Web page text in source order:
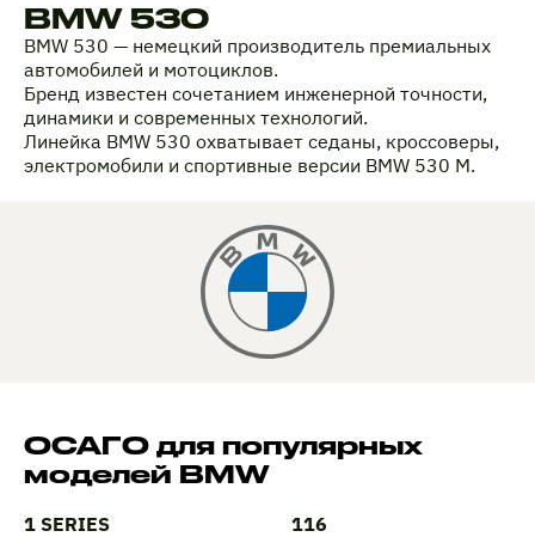
BMW 530
BMW 530 — немецкий производитель премиальных
автомобилей и мотоциклов.
Бренд известен сочетанием инженерной точности,
динамики и современных технологий.
Линейка BMW 530 охватывает седаны, кроссоверы,
электромобили и спортивные версии BMW 530 M.
ОСАГО для популярных
моделей BMW
1 SERIES
116